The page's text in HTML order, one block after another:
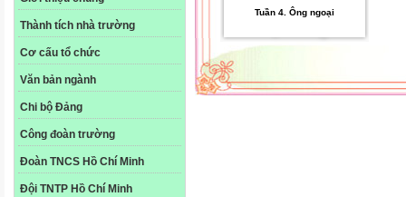
Thành tích nhà trường
Cơ cấu tổ chức
Văn bản ngành
Chi bộ Đảng
Công đoàn trường
Đoàn TNCS Hồ Chí Minh
Đội TNTP Hồ Chí Minh
Tuần 4. Ông ngoại